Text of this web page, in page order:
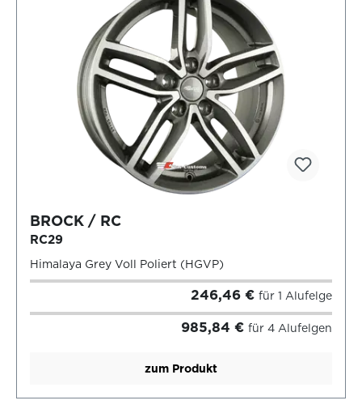
BROCK / RC
RC29
Himalaya Grey Voll Poliert (HGVP)
246,46 € für 1 Alufelge
985,84 € für 4 Alufelgen
zum Produkt